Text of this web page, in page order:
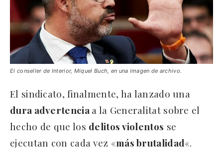
El conseller de Interior, Miquel Buch, en una imagen de archivo.
El sindicato, finalmente, ha lanzado una
dura advertenciaa la Generalitat sobre el
hecho de que los delitos violentos se
ejecutan con cada vez «más brutalidad«.